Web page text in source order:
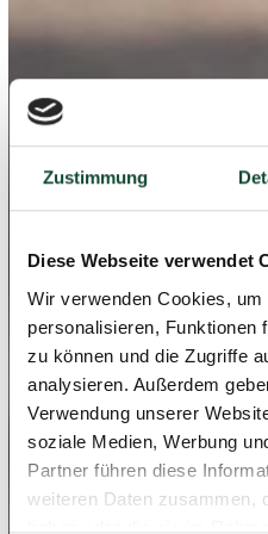
Zustimmung
Diese Webseite verwendet
Wir verwenden Cookies,
personalisieren, Funktionen
zu können und die Zugriffe
analysieren. Außerdem
Verwendung unserer
soziale Medien, Werbung
Partner führen diese
weiteren Daten zusammen,